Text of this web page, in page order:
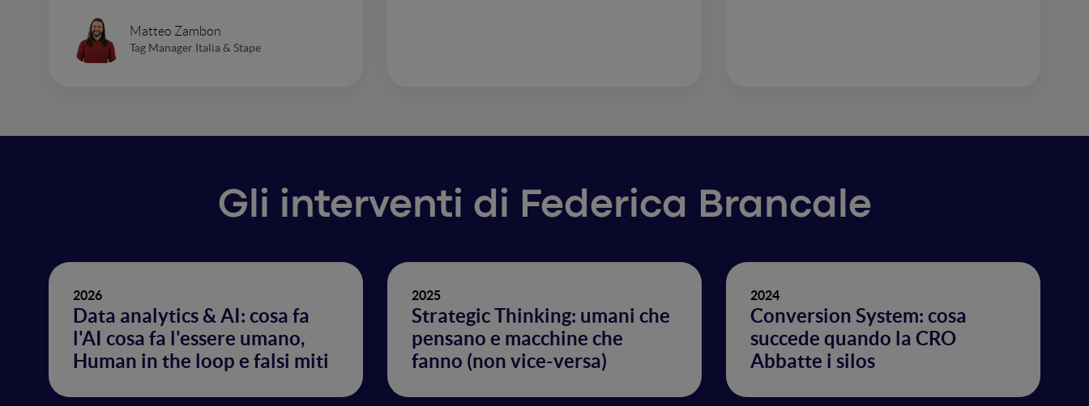
Matteo Zambon
Tag Manager Italia & Stape
Gli interventi di Federica Brancale
2026
Data analytics & AI: cosa fa
l'AI cosa fa l'essere umano,
Human in the loop e falsi miti
2025
Strategic Thinking: umani che
pensano e macchine che
fanno (non vice-versa)
2024
Conversion System: cosa
succede quando la CRO
Abbatte i silos